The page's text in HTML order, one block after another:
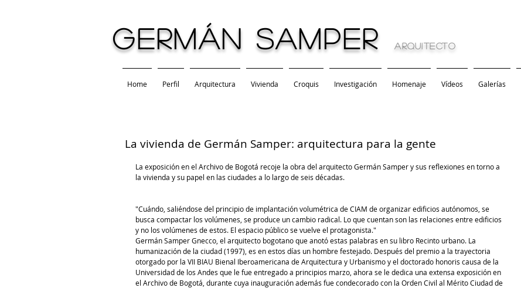
GERMÁN SAMPER arquitecto
Home Perfil Arquitectura Vivienda Croquis Investigación Homenaje Vídeos Galerías
La vivienda de Germán Samper: arquitectura para la gente
La exposición en el Archivo de Bogotá recoje la obra del arquitecto Germán Samper y sus reflexiones en torno a
la vivienda y su papel en las ciudades a lo largo de seis décadas.
"Cuándo, saliéndose del principio de implantación volumétrica de CIAM de organizar edificios autónomos, se
busca compactar los volúmenes, se produce un cambio radical. Lo que cuentan son las relaciones entre edificios
y no los volúmenes de estos. El espacio público se vuelve el protagonista."
Germán Samper Gnecco, el arquitecto bogotano que anotó estas palabras en su libro Recinto urbano. La
humanización de la ciudad (1997), es en estos días un hombre festejado. Después del premio a la trayectoria
otorgado por la VII BIAU Bienal Iberoamericana de Arquitectura y Urbanismo y el doctorado honoris causa de la
Universidad de los Andes que le fue entregado a principios marzo, ahora se le dedica una extensa exposición en
el Archivo de Bogotá, durante cuya inauguración además fue condecorado con la Orden Civil al Mérito Ciudad de